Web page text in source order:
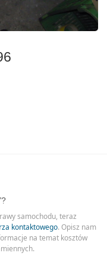
samochodu, teraz
kontaktowego. Opisz nam
na temat kosztów